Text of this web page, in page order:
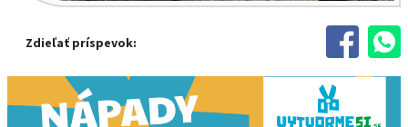
Zdieľať príspevok: